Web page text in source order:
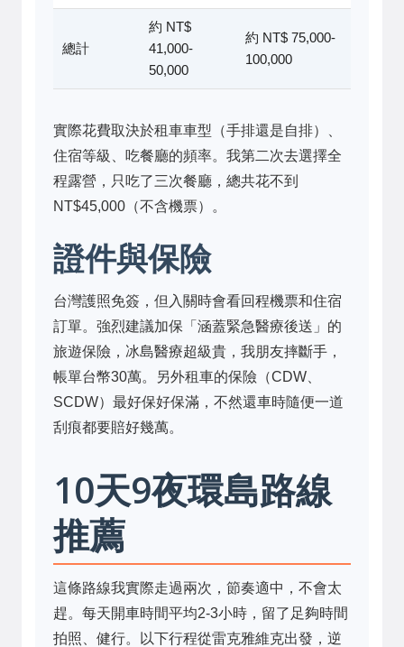
總計
約 NT$
41,000-
50,000
約 NT$ 75,000-
100,000
實際花費取決於租車車型（手排還是自排）、
住宿等級、吃餐廳的頻率。我第二次去選擇全
程露營，只吃了三次餐廳，總共花不到
NT$45,000（不含機票）。
證件與保險
台灣護照免簽，但入關時會看回程機票和住宿
訂單。強烈建議加保「涵蓋緊急醫療後送」的
旅遊保險，冰島醫療超級貴，我朋友摔斷手，
帳單台幣30萬。另外租車的保險（CDW、
SCDW）最好保好保滿，不然還車時隨便一道
刮痕都要賠好幾萬。
10天9夜環島路線
推薦
這條路線我實際走過兩次，節奏適中，不會太
趕。每天開車時間平均2-3小時，留了足夠時間
拍照、健行。以下行程從雷克雅維克出發，逆